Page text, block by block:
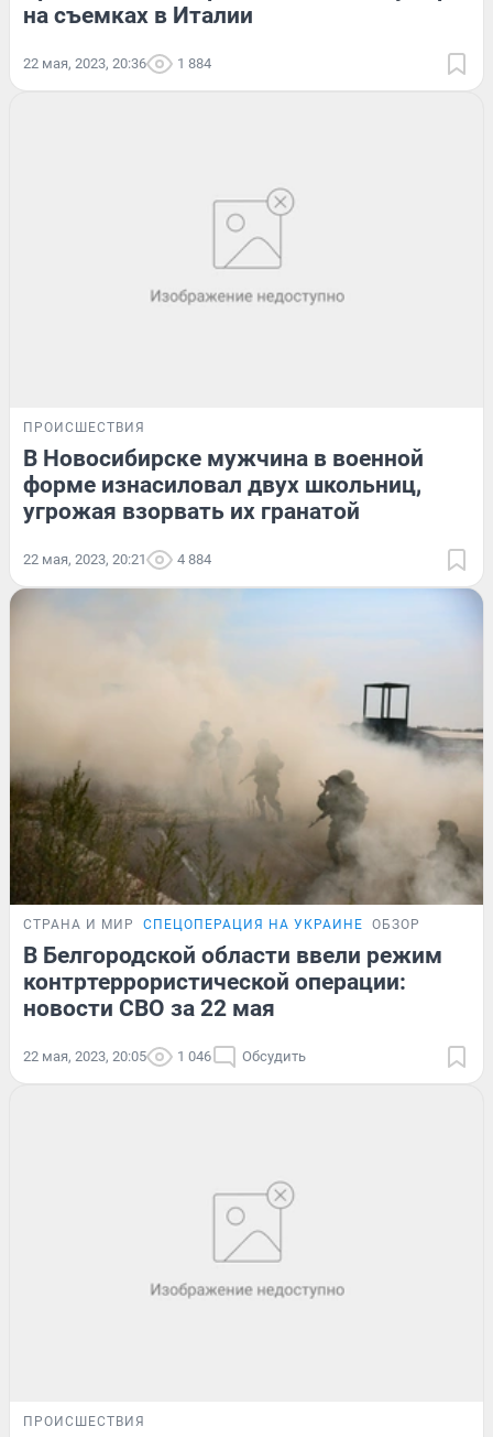
на съемках в Италии
22 мая, 2023, 20:36 1 884
ПРОИСШЕСТВИЯ
В Новосибирске мужчина в военной
форме изнасиловал двух школьниц,
угрожая взорвать их гранатой
22 мая, 2023, 20:21 4 884
СТРАНА И МИР СПЕЦОПЕРАЦИЯ НА УКРАИНЕ ОБЗОР
В Белгородской области ввели режим
контртеррористической операции:
новости СВО за 22 мая
22 мая, 2023, 20:05 1 046 Обсудить
ПРОИСШЕСТВИЯ